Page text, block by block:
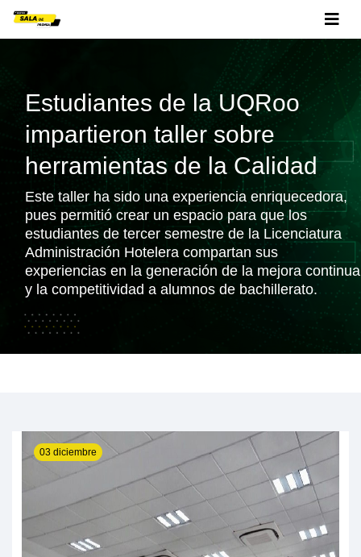
Estudiantes de la UQRoo
impartieron taller sobre
herramientas de la Calidad
Este taller ha sido una experiencia enriquecedora,
pues permitió crear un espacio para que los
estudiantes de tercer semestre de la Licenciatura
Administración Hotelera compartan sus
experiencias en la generación de la mejora continua
y la competitividad a alumnos de bachillerato.
03 diciembre